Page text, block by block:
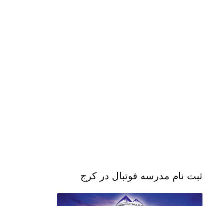
ثبت نام مدرسه فوتبال در کرج